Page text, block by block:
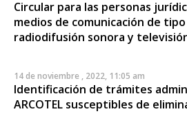
Circular para las personas
medios de comunicación de
radiodifusión sonora y
14 de noviembre , 2022, 11:05 am
Identificación de trámites
ARCOTEL susceptibles de